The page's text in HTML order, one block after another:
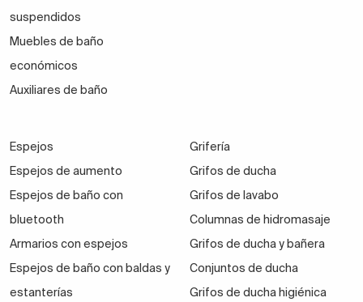
suspendidos
Muebles de baño
económicos
Auxiliares de baño
Espejos
Espejos de aumento
Espejos de baño con
bluetooth
Armarios con espejos
Espejos de baño con baldas y
estanterías
Grifería
Grifos de ducha
Grifos de lavabo
Columnas de hidromasaje
Grifos de ducha y bañera
Conjuntos de ducha
Grifos de ducha higiénica